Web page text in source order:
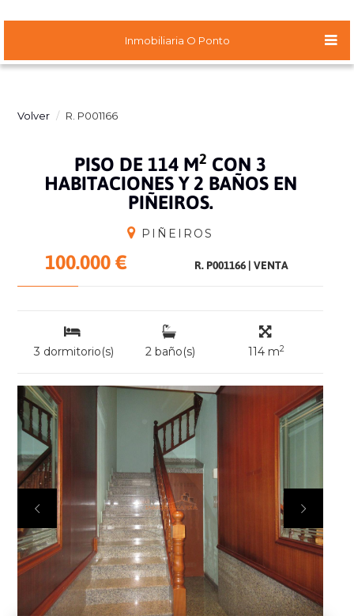
Inmobiliaria O Ponto
Volver R. P001166
PISO DE 114 M2 CON 3
HABITACIONES Y 2 BAÑOS EN
PIÑEIROS.
PIÑEIROS
100.000 € R. P001166 |VENTA
3 dormitorio(s) 2 baño(s) 114 m2

